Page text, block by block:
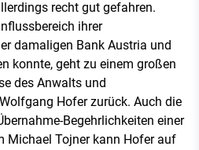
recht gut gefahren.
ihrer
damaligen Bank Austria und
konnte, geht zu einem großen
des Anwalts und
Hofer zurück. Auch die
Begehrlichkeiten einer
Michael Tojner kann Hofer auf